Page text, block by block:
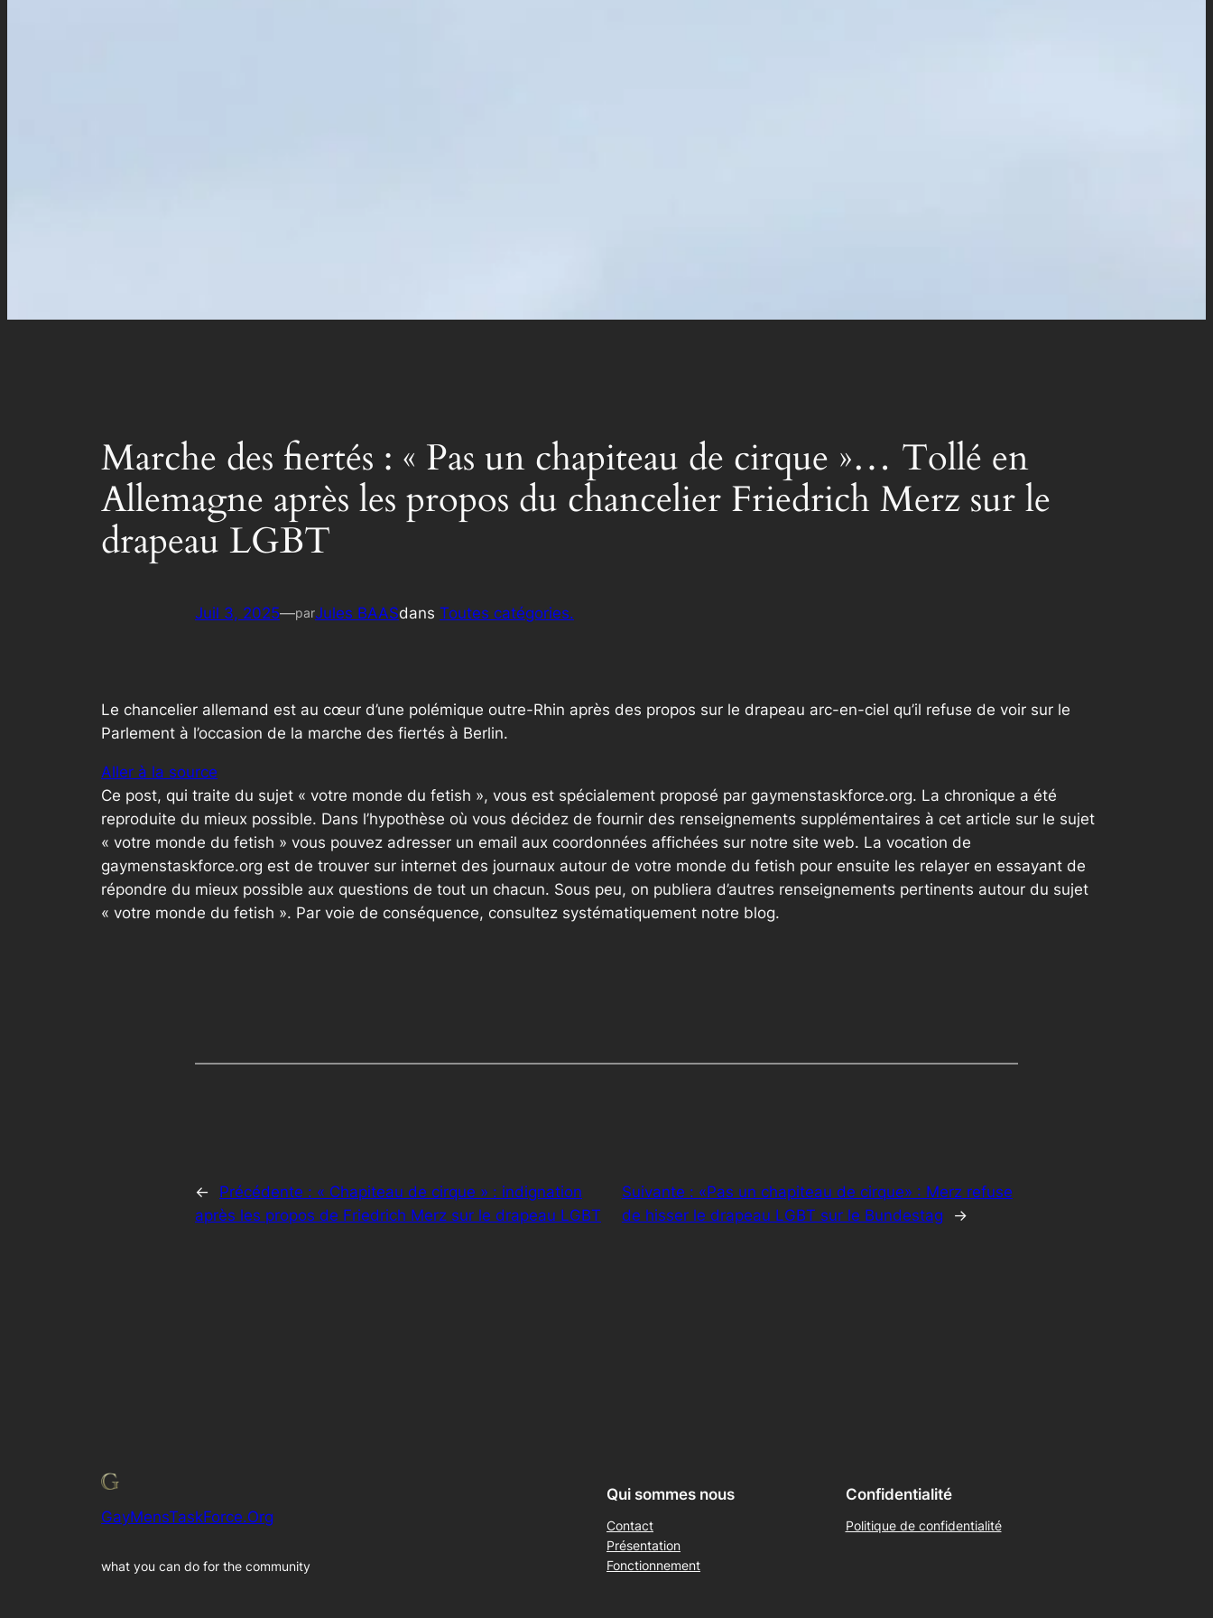
Marche des fiertés : « Pas un chapiteau de cirque »… Tollé en
Allemagne après les propos du chancelier Friedrich Merz sur le
drapeau LGBT
Juil 3, 2025—parJules BAASdans Toutes catégories.
Le chancelier allemand est au cœur d’une polémique outre-Rhin après des propos sur le drapeau arc-en-ciel qu’il refuse de voir sur le
Parlement à l’occasion de la marche des fiertés à Berlin.
Aller à la source
Ce post, qui traite du sujet « votre monde du fetish », vous est spécialement proposé par gaymenstaskforce.org. La chronique a été
reproduite du mieux possible. Dans l’hypothèse où vous décidez de fournir des renseignements supplémentaires à cet article sur le sujet
« votre monde du fetish » vous pouvez adresser un email aux coordonnées affichées sur notre site web. La vocation de
gaymenstaskforce.org est de trouver sur internet des journaux autour de votre monde du fetish pour ensuite les relayer en essayant de
répondre du mieux possible aux questions de tout un chacun. Sous peu, on publiera d’autres renseignements pertinents autour du sujet
« votre monde du fetish ». Par voie de conséquence, consultez systématiquement notre blog.
← Précédente : « Chapiteau de cirque » : indignation
après les propos de Friedrich Merz sur le drapeau LGBT
Suivante : «Pas un chapiteau de cirque» : Merz refuse
de hisser le drapeau LGBT sur le Bundestag
→
GayMensTaskForce.Org
what you can do for the community
Qui sommes nous
Contact
Présentation
Fonctionnement
Confidentialité
Politique de confidentialité